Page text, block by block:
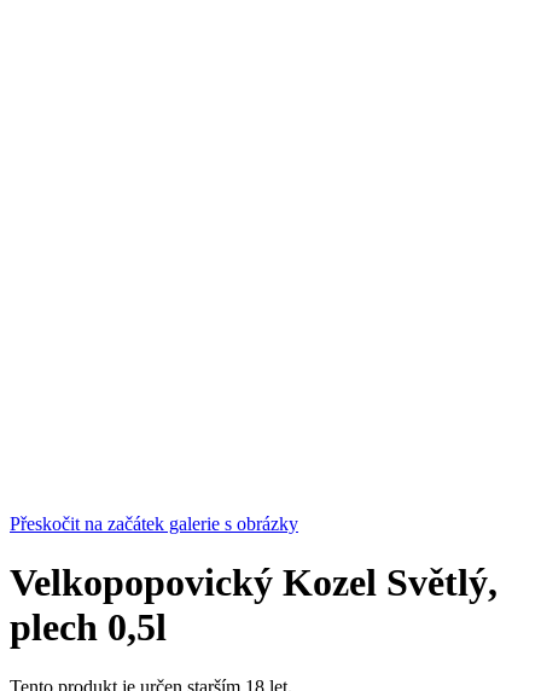
Přeskočit na začátek galerie s obrázky
Velkopopovický Kozel Světlý,
plech 0,5l
Tento produkt je určen starším 18 let.